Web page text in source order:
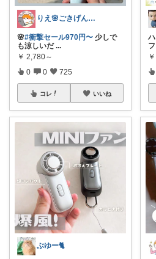
りえ🌸ごきげんな暮らし🏠🌿
🌸#衝撃セール970円〜 少しで
も涼しいだ ...
￥ 2,780～
0 0 725
コレ いいね
ぶゆー🐈
￥